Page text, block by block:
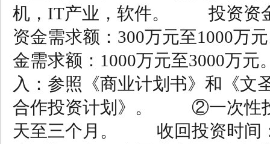
机，IT产业，软件。 投资资
资金需求额：300万元至1000万
金需求额：1000万元至3000
入：参照《商业计划书》和《文
合作投资计划》。 ②一次性
天至三个月。 收回投资时